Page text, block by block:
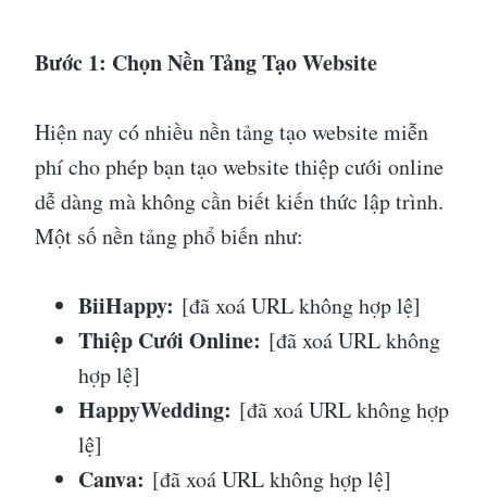
Bước 1: Chọn Nền Tảng Tạo Website
Hiện nay có nhiều nền tảng tạo website miễn
phí cho phép bạn tạo website thiệp cưới online
dễ dàng mà không cần biết kiến thức lập trình.
Một số nền tảng phổ biến như:
BiiHappy: [đã xoá URL không hợp lệ]
Thiệp Cưới Online: [đã xoá URL không
hợp lệ]
HappyWedding: [đã xoá URL không hợp
lệ]
Canva: [đã xoá URL không hợp lệ]